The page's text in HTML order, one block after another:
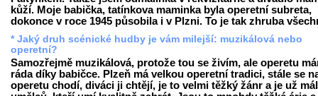
kůží. Moje babička, tatínkova maminka byla operetní subreta,
dokonce v roce 1945 působila i v Plzni. To je tak zhruba
* Jaký druh scénické hudby je vám milejší: muzikálová nebo
operetní?
Samozřejmě muzikálová, protože tou se živím, ale operetu
ráda díky babičce. Plzeň má velkou operetní tradici, stále se
operetu chodí, diváci ji chtějí, je to velmi těžký žánr a je už